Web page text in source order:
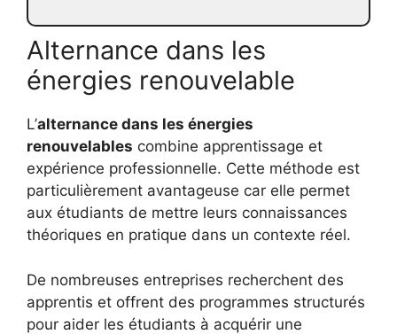
Alternance dans les
énergies renouvelable
L’alternance dans les énergies
renouvelables combine apprentissage et
expérience professionnelle. Cette méthode est
particulièrement avantageuse car elle permet
aux étudiants de mettre leurs connaissances
théoriques en pratique dans un contexte réel.
De nombreuses entreprises recherchent des
apprentis et offrent des programmes structurés
pour aider les étudiants à acquérir une